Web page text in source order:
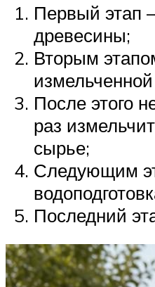
Первый этап
древесины;
Вторым
После этого
раз
сырье;
Следующим
Последний